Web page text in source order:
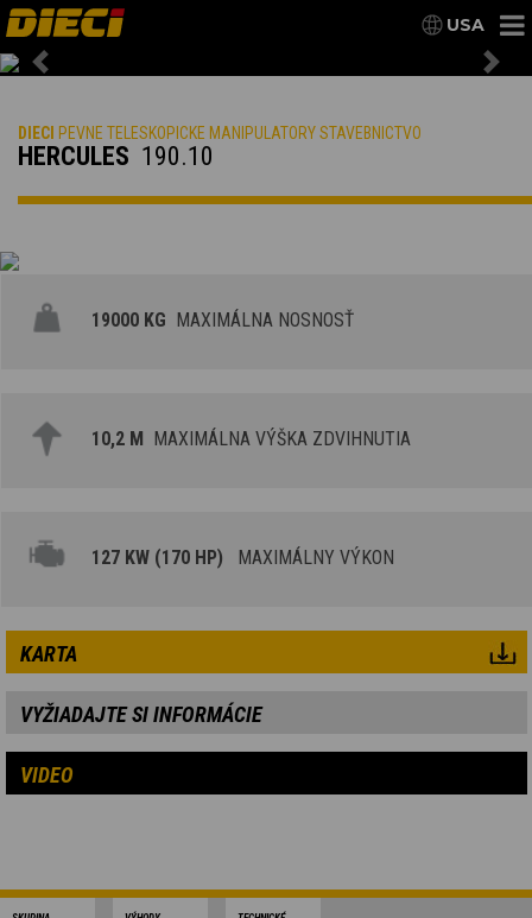
USA
Previous
DIECI PEVNE TELESKOPICKE MANIPULATORY STAVEBNICTVO
HERCULES 190.10
19000 KG MAXIMÁLNA NOSNOSŤ
10,2 M MAXIMÁLNA VÝŠKA ZDVIHNUTIA
127 KW (170 HP) MAXIMÁLNY VÝKON
KARTA
VYŽIADAJTE SI INFORMÁCIE
VIDEO